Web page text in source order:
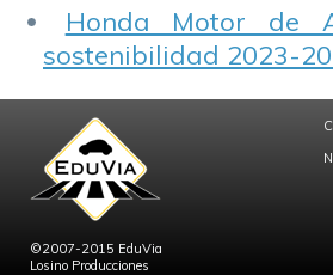
Honda Motor de
sostenibilidad 2023-
©2007-2015 EduVia
Losino Producciones